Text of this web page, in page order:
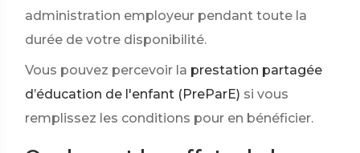
administration employeur pendant toute la
durée de votre disponibilité.
Vous pouvez percevoir la prestation partagée
d’éducation de l'enfant (PreParE) si vous
remplissez les conditions pour en bénéficier.